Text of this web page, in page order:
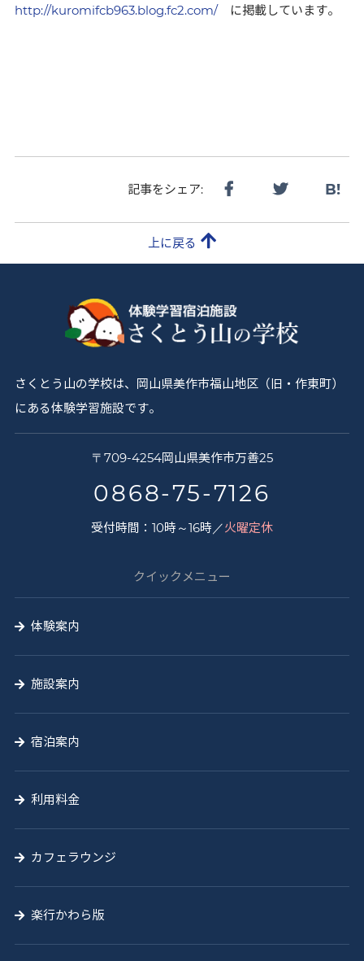
http://kuromifcb963.blog.fc2.com/に掲載しています。
記事をシェア: B!
上に戻る
さくとう山の学校は、岡山県美作市福山地区（旧・作東町）
にある体験学習施設です。
校
〒 709-4254岡山県美作市万善25
0868-75-7126
受付時間：10時～16時／火曜定休
クイックメニュー
体験案内
施設案内
宿泊案内
利用料金
カフェラウンジ
楽行かわら版